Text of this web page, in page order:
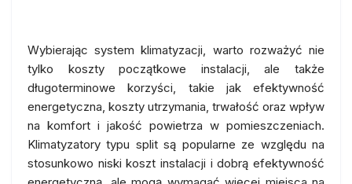
Wybierając system klimatyzacji, warto rozważyć nie
tylko koszty początkowe instalacji, ale także
długoterminowe korzyści, takie jak efektywność
energetyczna, koszty utrzymania, trwałość oraz wpływ
na komfort i jakość powietrza w pomieszczeniach.
Klimatyzatory typu split są popularne ze względu na
stosunkowo niski koszt instalacji i dobrą efektywność